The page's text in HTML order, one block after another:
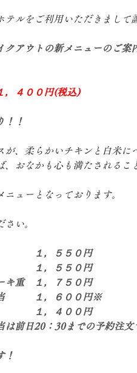
テルをご利用いただきまして
クアウトの新メニューのご案
，４００円(税込)
！！
が、柔らかいチキンと白米に
、おなかも心も満たされるこ
ニューとなっております。
い。
　　１，５５０円
　　１，５５０円
重　１，７５０円
　　　１，６００円※
　　１，４００円
前日20：30までの予約注文
！